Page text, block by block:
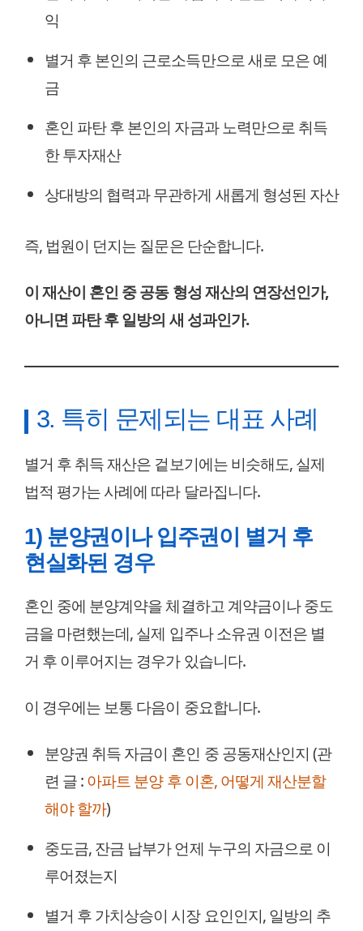
익
별거 후 본인의 근로소득만으로 새로 모은 예
금
혼인 파탄 후 본인의 자금과 노력만으로 취득
한 투자재산
상대방의 협력과 무관하게 새롭게 형성된 자산
즉, 법원이 던지는 질문은 단순합니다.
이 재산이 혼인 중 공동 형성 재산의 연장선인가,
아니면 파탄 후 일방의 새 성과인가.
3. 특히 문제되는 대표 사례
별거 후 취득 재산은 겉보기에는 비슷해도, 실제
법적 평가는 사례에 따라 달라집니다.
1) 분양권이나 입주권이 별거 후
현실화된 경우
혼인 중에 분양계약을 체결하고 계약금이나 중도
금을 마련했는데, 실제 입주나 소유권 이전은 별
거 후 이루어지는 경우가 있습니다.
이 경우에는 보통 다음이 중요합니다.
분양권 취득 자금이 혼인 중 공동재산인지 (관
련 글 :아파트 분양 후 이혼, 어떻게 재산분할
해야 할까)
중도금, 잔금 납부가 언제 누구의 자금으로 이
루어졌는지
별거 후 가치상승이 시장 요인인지, 일방의 추